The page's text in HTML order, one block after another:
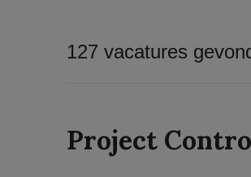
127 vacatures
Project